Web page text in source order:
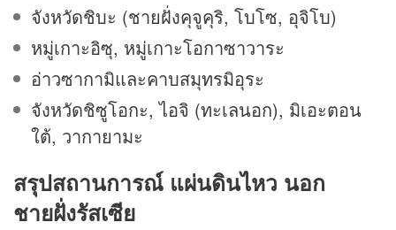
จังหวัดชิบะ (ชายฝั่งคุจูคุริ, โบโซ, อุจิโบ)
หมู่เกาะอิซุ, หมู่เกาะโอกาซาวาระ
อ่าวซากามิและคาบสมุทรมิอุระ
จังหวัดชิซูโอกะ, ไอจิ (ทะเลนอก), มิเอะตอน
ใต้, วากายามะ
สรุปสถานการณ์ แผ่นดินไหว นอก
ชายฝั่งรัสเซีย